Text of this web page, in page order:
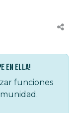
en ella!
funciones